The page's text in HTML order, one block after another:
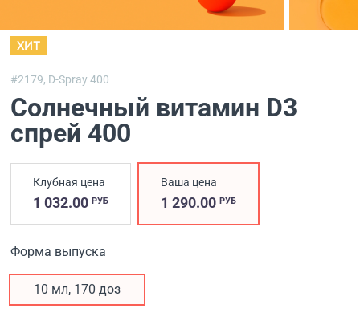
ХИТ
#2179, D-Spray 400
Солнечный витамин D3
спрей 400
Клубная цена
1 032.00 РУБ
Ваша цена
1 290.00РУБ
Форма выпуска
10 мл, 170 доз